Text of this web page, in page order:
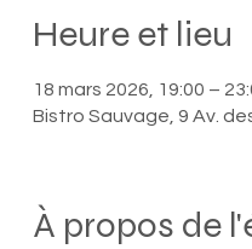
Heure et lieu
18 mars 2026, 19:00 –
Bistro Sauvage, 9 Av.
À propos de